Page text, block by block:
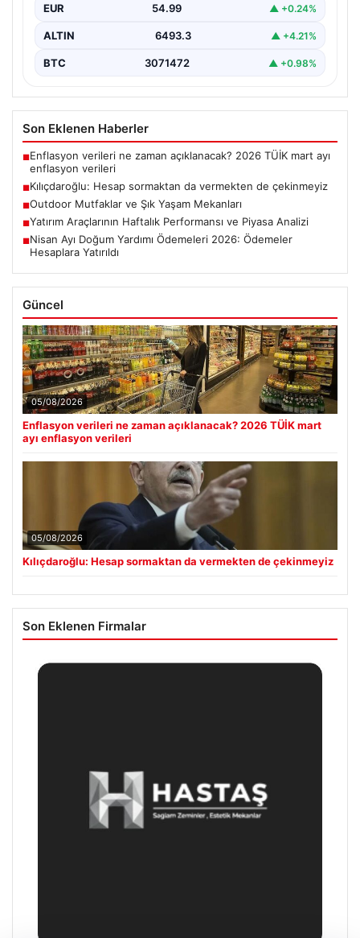
EUR 54.99 ▲ +0.24%
ALTIN 6493.3 ▲ +4.21%
BTC 3071472 ▲ +0.98%
Son Eklenen Haberler
■Enflasyon verileri ne zaman açıklanacak? 2026 TÜİK mart ayı
enflasyon verileri
■Kılıçdaroğlu: Hesap sormaktan da vermekten de çekinmeyiz
■Outdoor Mutfaklar ve Şık Yaşam Mekanları
■Yatırım Araçlarının Haftalık Performansı ve Piyasa Analizi
■Nisan Ayı Doğum Yardımı Ödemeleri 2026: Ödemeler
Hesaplara Yatırıldı
Güncel
05/08/2026
Enflasyon verileri ne zaman açıklanacak? 2026 TÜİK mart
ayı enflasyon verileri
05/08/2026
Kılıçdaroğlu: Hesap sormaktan da vermekten de çekinmeyiz
Son Eklenen Firmalar